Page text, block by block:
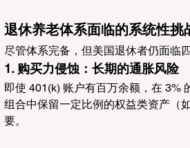
退休养老体系面临的系统性挑
尽管体系完备，但美国退休者仍面临
1. 购买力侵蚀：长期的通胀风险
即使 401(k) 账户有百万余额，在 3%
组合中保留一定比例的权益类资产（
要。